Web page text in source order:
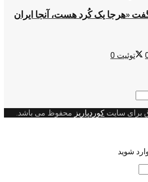
«هرجا یک کُرد هست، آنجا ایران
توئیت 0
برای سایت کوردپاریز محفوظ می باشد.
شوید